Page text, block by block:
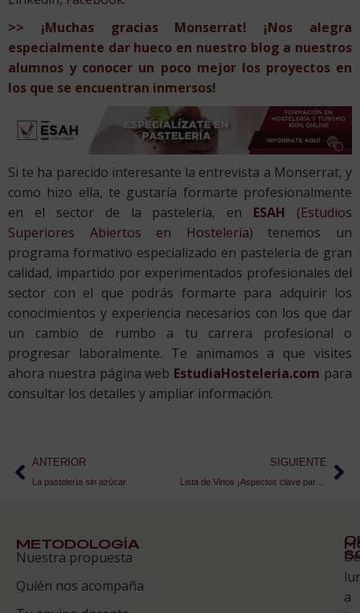
>> ¡Muchas gracias Monserrat! ¡Nos alegra
especialmente dar hueco en nuestro blog a nuestros
alumnos y conocer un poco mejor los proyectos en
los que se encuentran inmersos!
Si te ha parecido interesante la entrevista a Monserrat, y
como hizo ella, te gustaría formarte profesionalmente
en el sector de la pastelería, en ESAH (Estudios
Superiores Abiertos en Hostelería) tenemos un
programa formativo especializado en pastelería de gran
calidad, impartido por experimentados profesionales del
sector con el que podrás formarte para adquirir los
conocimientos y experiencia necesarios con los que dar
un cambio de rumbo a tu carrera profesional o
progresar laboralmente. Te animamos a que visites
ahora nuestra página web EstudiaHosteleria.com para
consultar los detalles y ampliar información.
ANTERIOR
La pastelería sin azúcar
SIGUIENTE
Lista de Vinos ¡Aspectos clave para elaborarla!
METODOLOGÍA
Nuestra propuesta
Quién nos acompaña
De
a